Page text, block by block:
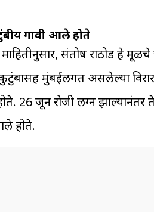
गावी आले होते
संतोष राठोड हे मूळचे
मुंबईलगत असलेल्या
26 जून रोजी लग्न झाल्यानंतर ते
होते.